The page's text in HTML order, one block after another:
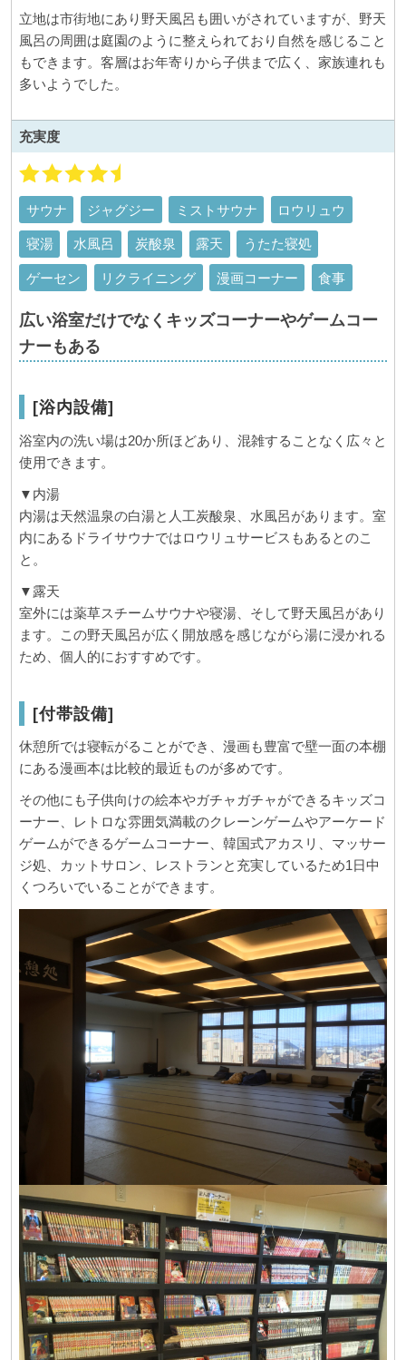
立地は市街地にあり野天風呂も囲いがされていますが、野天
風呂の周囲は庭園のように整えられており自然を感じること
もできます。客層はお年寄りから子供まで広く、家族連れも
多いようでした。
充実度
サウナ ジャグジー ミストサウナ ロウリュウ
寝湯 水風呂 炭酸泉 露天 うたた寝処
ゲーセン リクライニング 漫画コーナー 食事
広い浴室だけでなくキッズコーナーやゲームコー
ナーもある
[浴内設備]
浴室内の洗い場は20か所ほどあり、混雑することなく広々と
使用できます。
▼内湯
内湯は天然温泉の白湯と人工炭酸泉、水風呂があります。室
内にあるドライサウナではロウリュサービスもあるとのこ
と。
▼露天
室外には薬草スチームサウナや寝湯、そして野天風呂があり
ます。この野天風呂が広く開放感を感じながら湯に浸かれる
ため、個人的におすすめです。
[付帯設備]
休憩所では寝転がることができ、漫画も豊富で壁一面の本棚
にある漫画本は比較的最近ものが多めです。
その他にも子供向けの絵本やガチャガチャができるキッズコ
ーナー、レトロな雰囲気満載のクレーンゲームやアーケード
ゲームができるゲームコーナー、韓国式アカスリ、マッサー
ジ処、カットサロン、レストランと充実しているため1日中
くつろいでいることができます。